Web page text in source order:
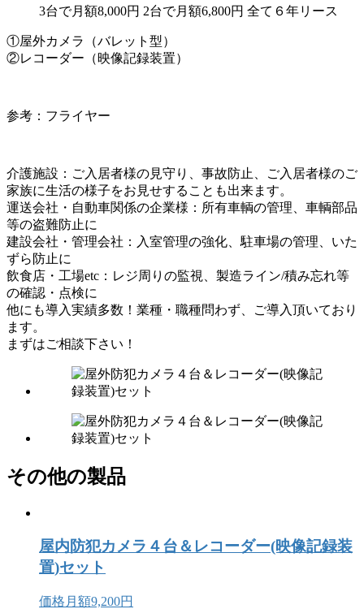
3台で月額8,000円 2台で月額6,800円 全て６年リース
①屋外カメラ（バレット型）
②レコーダー（映像記録装置）
参考：フライヤー
介護施設：ご入居者様の見守り、事故防止、ご入居者様のご
家族に生活の様子をお見せすることも出来ます。
運送会社・自動車関係の企業様：所有車輌の管理、車輌部品
等の盗難防止に
建設会社・管理会社：入室管理の強化、駐車場の管理、いた
ずら防止に
飲食店・工場etc：レジ周りの監視、製造ライン/積み忘れ等
の確認・点検に
他にも導入実績多数！業種・職種問わず、ご導入頂いており
ます。
まずはご相談下さい！
その他の製品
屋内防犯カメラ４台＆レコーダー(映像記録装
置)セット
価格 月額9,200円